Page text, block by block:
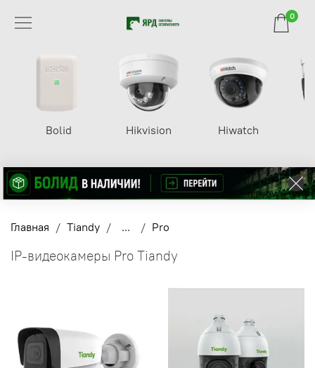
0
Bolid Hikvision Hiwatch
Главная Tiandy ... Pro
IP-видеокамеры Pro Tiandy